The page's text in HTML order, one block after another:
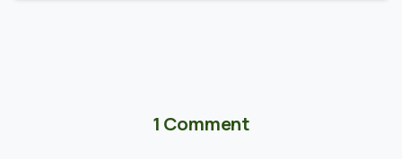
1 Comment